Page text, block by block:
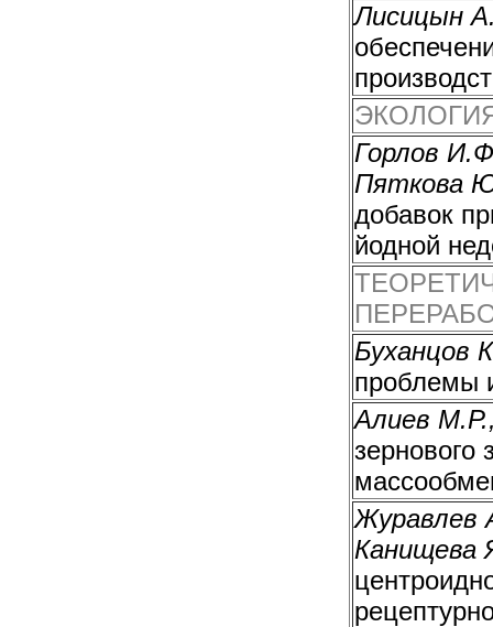
Лисицын
Горлов
Пяткова
добавок
йодной
Буханцов
проблемы
Алиев
зернового
Журавлев